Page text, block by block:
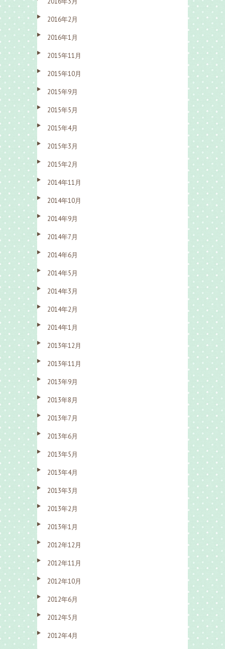
2016年2月
2016年1月
2015年11月
2015年10月
2015年9月
2015年5月
2015年4月
2015年3月
2015年2月
2014年11月
2014年10月
2014年9月
2014年7月
2014年6月
2014年5月
2014年3月
2014年2月
2014年1月
2013年12月
2013年11月
2013年9月
2013年8月
2013年7月
2013年6月
2013年5月
2013年4月
2013年3月
2013年2月
2013年1月
2012年12月
2012年11月
2012年10月
2012年6月
2012年5月
2012年4月